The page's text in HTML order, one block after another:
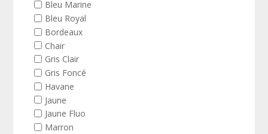
Bleu Marine
Bleu Royal
Bordeaux
Chair
Gris Clair
Gris Foncé
Havane
Jaune
Jaune Fluo
Marron